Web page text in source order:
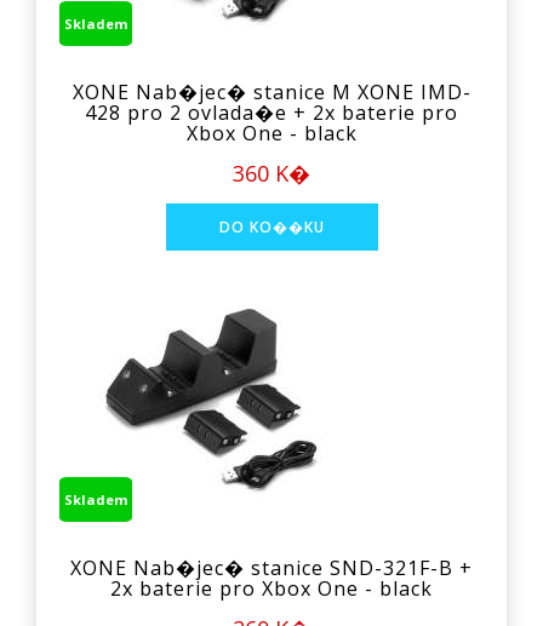
Skladem
XONE Nab�jec� stanice M XONE IMD-
428 pro 2 ovlada�e + 2x baterie pro
Xbox One - black
360 K�
Skladem
XONE Nab�jec� stanice SND-321F-B +
2x baterie pro Xbox One - black